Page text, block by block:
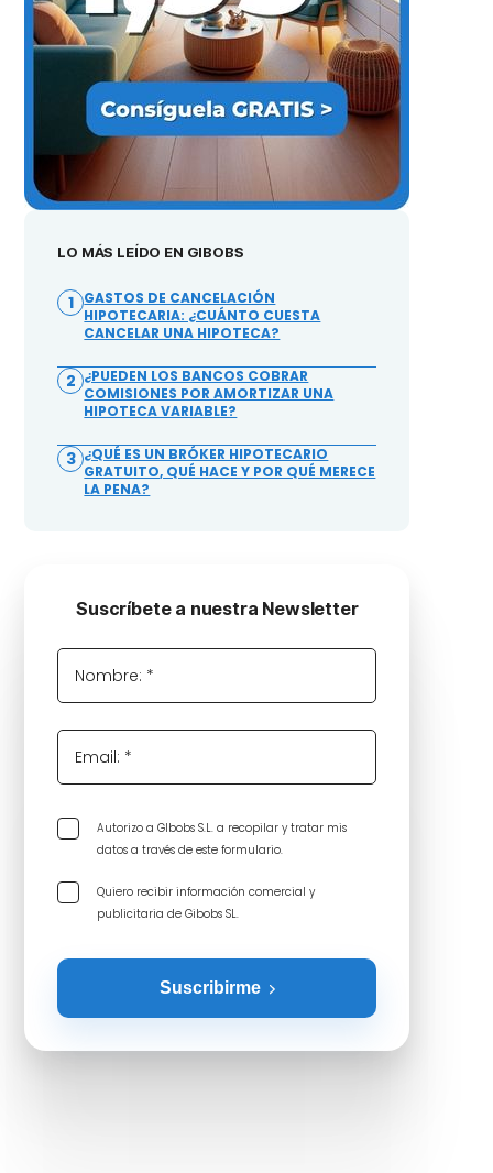
LO MÁS LEÍDO EN GIBOBS
1 GASTOS DE CANCELACIÓN
HIPOTECARIA: ¿CUÁNTO CUESTA
CANCELAR UNA HIPOTECA?
2 ¿PUEDEN LOS BANCOS COBRAR
COMISIONES POR AMORTIZAR UNA
HIPOTECA VARIABLE?
3 ¿QUÉ ES UN BRÓKER HIPOTECARIO
GRATUITO, QUÉ HACE Y POR QUÉ MERECE
LA PENA?
Suscríbete a nuestra Newsletter
Nombre: *
Email: *
Autorizo a GIbobs S.L. a recopilar y tratar mis
datos a través de este formulario.
Quiero recibir información comercial y
publicitaria de Gibobs SL.
Suscribirme